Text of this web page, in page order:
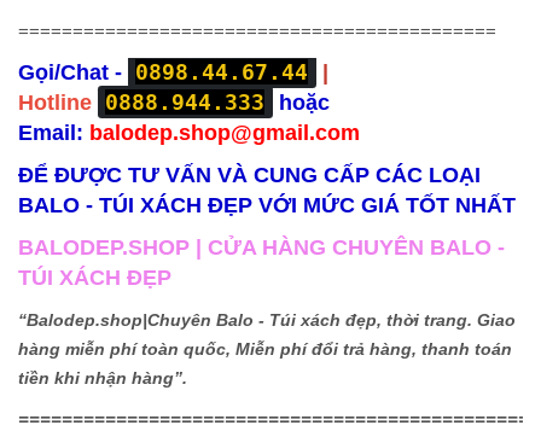
============================================
Gọi/Chat - 0898.44.67.44
Hotline 0888.944.333
hoặc
Email: balodep.shop@gmail.com
ĐỂ ĐƯỢC TƯ VẤN VÀ CUNG CẤP CÁC LOẠI
BALO - TÚI XÁCH ĐẸP VỚI MỨC GIÁ TỐT NHẤT
BALODEP.SHOP | CỬA HÀNG CHUYÊN BALO -
TÚI XÁCH ĐẸP
“Balodep.shop|Chuyên Balo - Túi xách đẹp, thời trang. Giao
hàng miễn phí toàn quốc, Miễn phí đổi trả hàng, thanh toán
tiền khi nhận hàng”.